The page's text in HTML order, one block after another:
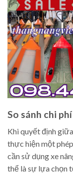
So sánh chi phí
Khi quyết định
thực hiện một
cần sử dụng xe
thể là sự lựa chọn